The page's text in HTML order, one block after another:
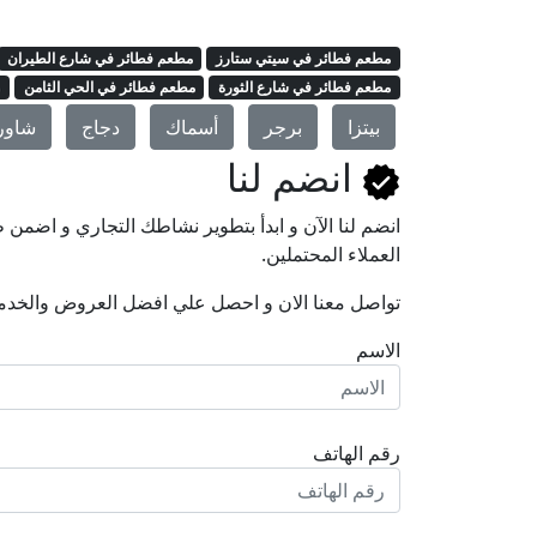
مطعم فطائر في سيتي ستارز مطعم فطائر في شارع الطيران
مطعم فطائر في شارع الثورة
مطعم فطائر في الحي الثامن
بيتزا برجر أسماك دجاج
انضم لنا
انضم لنا اﻵن و ابدأ بتطوير نشاطك التجاري و
العملاء المحتملين.
تواصل معنا الان و احصل علي افضل العروض
الاسم
رقم الهاتف